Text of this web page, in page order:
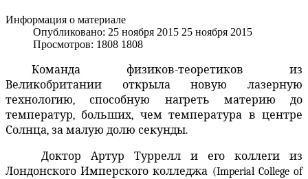
Информация о материале
Опубликовано: 25 ноября 2015 25 ноября 2015
Просмотров: 1808 1808
Команда физиков-теоретиков из
Великобритании открыла новую лазерную
технологию, способную нагреть материю до
температур, больших, чем температура в центре
Солнца, за малую долю секунды.
Доктор Артур Туррелл и его коллеги из
Лондонского Имперского колледжа (Imperial College of